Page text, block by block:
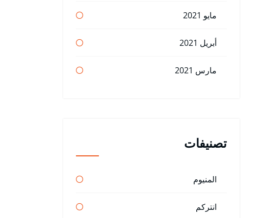
مايو 2021
أبريل 2021
مارس 2021
تصنيفات
المنيوم
انتركم